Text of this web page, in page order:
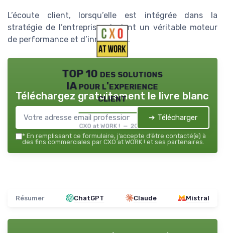
L’écoute client, lorsqu’elle est intégrée dans la
stratégie de l’entreprise, devient un véritable moteur
de performance et d’innovation.
TOP 10 des solutions
IA pour l'experience
client
CXO at WORK ! — 2026
Téléchargez gratuitement le livre blanc
➔ Télécharger
* En remplissant ce formulaire, j’accepte d’être contacté(e) à
des fins commerciales par CXO at WORK ! et ses partenaires.
Résumer ChatGPT Claude Mistral